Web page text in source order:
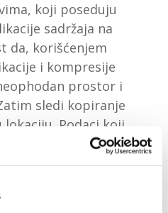
koji poseduju
sadržaja na
da, korišćenjem
i kompresije
prostor i
sledi kopiranje
lokaciju. Podaci koji
kopijama se posle
daljinu u
dok se replikacija